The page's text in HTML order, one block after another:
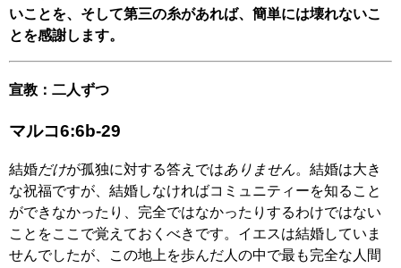
いことを、そして第三の糸があれば、簡単には壊れないこ
とを感謝します。
宣教：二人ずつ
マルコ6:6b-29
結婚だけが孤独に対する答えではありません。結婚は大き
な祝福ですが、結婚しなければコミュニティーを知ること
ができなかったり、完全ではなかったりするわけではない
ことをここで覚えておくべきです。イエスは結婚していま
せんでしたが、この地上を歩んだ人の中で最も完全な人間